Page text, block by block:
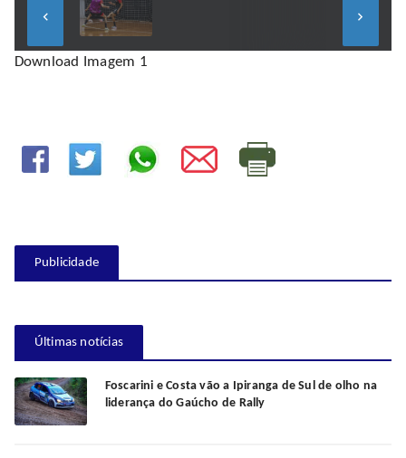
keyboard_arrow_left keyboard_arrow_right
Download Imagem 1
Publicidade
Últimas notícias
Foscarini e Costa vão a Ipiranga de Sul de olho na
liderança do Gaúcho de Rally